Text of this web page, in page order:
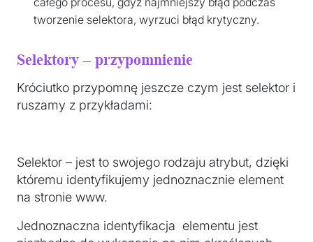
tworzenie selektora, wyrzuci błąd krytyczny.
Selektory – przypomnienie
Króciutko przypomnę jeszcze czym jest selektor i
ruszamy z przykładami:
Selektor – jest to swojego rodzaju atrybut, dzięki
któremu identyfikujemy jednoznacznie element
na stronie www.
Jednoznaczna identyfikacja elementu jest